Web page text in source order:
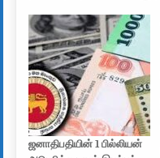
ஜனாதிபதியின் 1 பில்லியன்